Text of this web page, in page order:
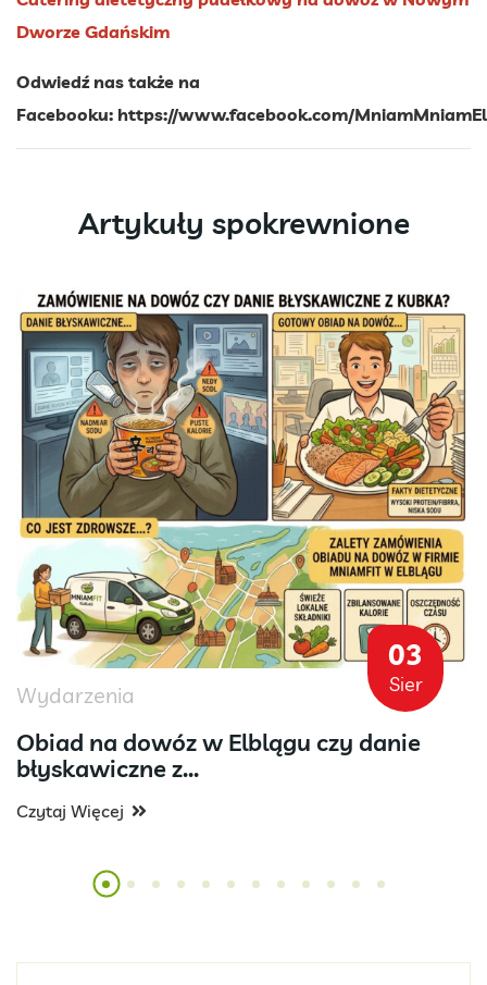
Dworze Gdańskim
Odwiedź nas także na
Facebooku: https://www.facebook.com/
Artykuły spokrewnione
03
Sier
Wydarzenia
Obiad na dowóz w Elblągu czy danie
błyskawiczne z...
Czytaj Więcej